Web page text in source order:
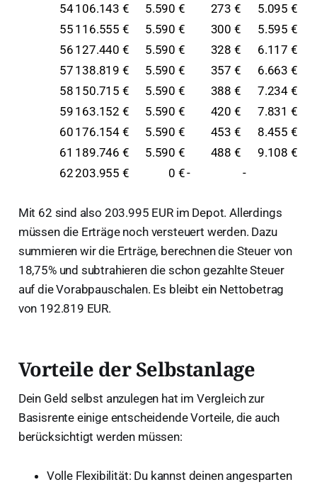
54106.143 € 5.590 € 273 €
5.095 €
55 116.555 € 5.590 € 300 €
5.595 €
56 127.440 € 5.590 € 328 €
6.117 €
57 138.819 € 5.590 € 357 €
6.663 €
58 150.715 € 5.590 € 388 €
7.234 €
59 163.152 € 5.590 € 420 €
7.831 €
60 176.154 € 5.590 € 453 €
8.455 €
61 189.746 € 5.590 € 488 €
9.108 €
62203.955 € 0 €- -
Mit 62 sind also 203.995 EUR im Depot. Allerdings
müssen die Erträge noch versteuert werden. Dazu
summieren wir die Erträge, berechnen die Steuer von
18,75% und subtrahieren die schon gezahlte Steuer
auf die Vorabpauschalen. Es bleibt ein Nettobetrag
von 192.819 EUR.
Vorteile der Selbstanlage
Dein Geld selbst anzulegen hat im Vergleich zur
Basisrente einige entscheidende Vorteile, die auch
berücksichtigt werden müssen:
Volle Flexibilität: Du kannst deinen angesparten